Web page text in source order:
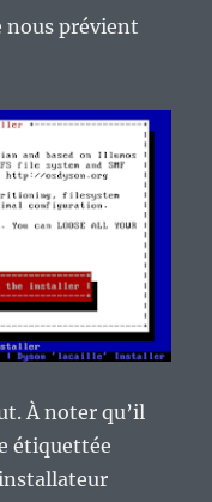
nous prévient
À noter qu’il
étiquettée